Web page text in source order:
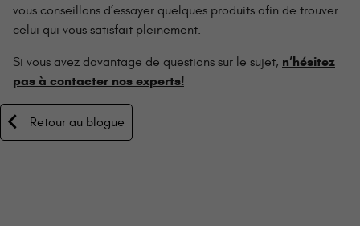
vous conseillons d’essayer quelques produits afin de trouver
celui qui vous satisfait pleinement.
Si vous avez davantage de questions sur le sujet, n’hésitez
pas à contacter nos experts!
Retour au blogue